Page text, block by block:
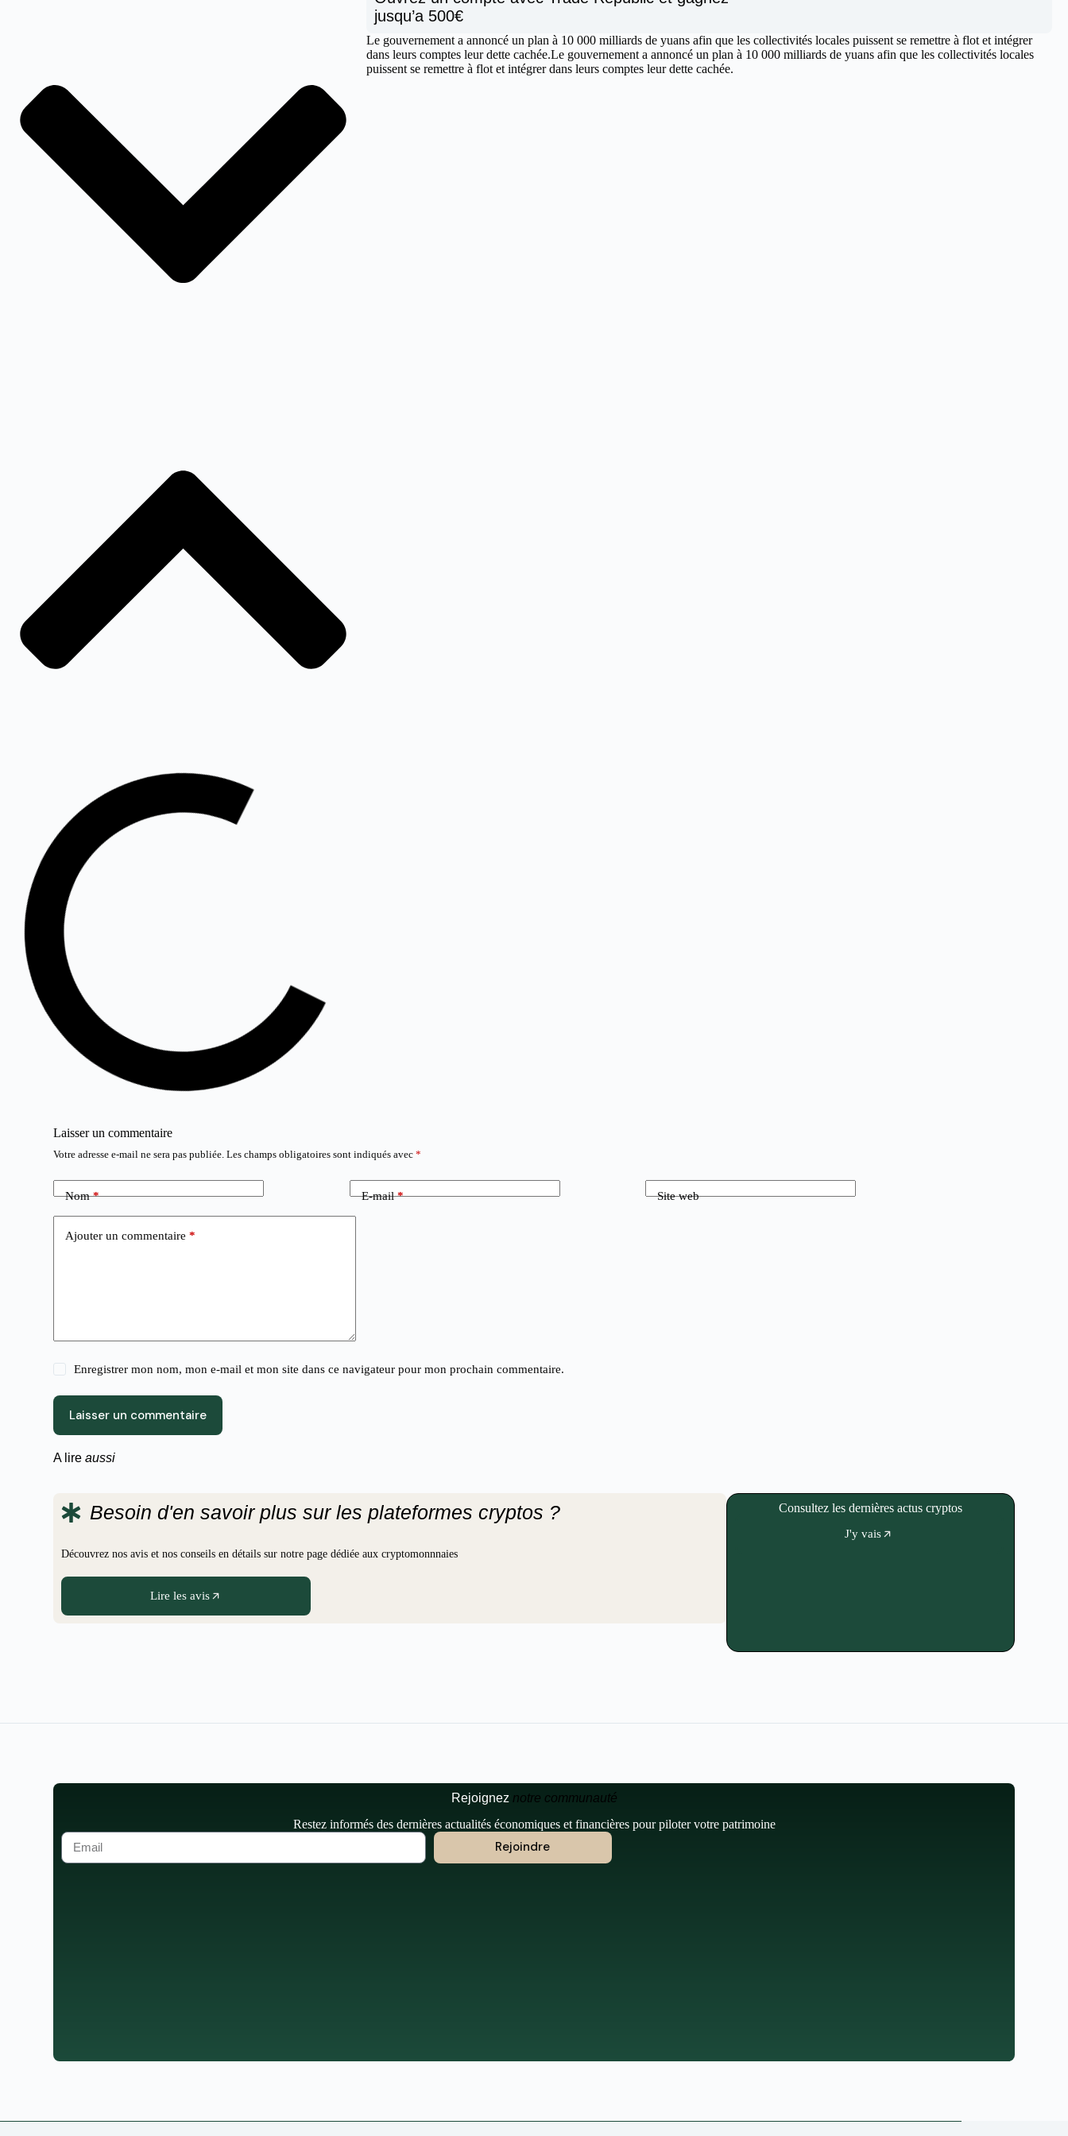
jusqu’a 500€
Le gouvernement a annoncé un plan à 10 000 milliards de yuans afin que les collectivités locales puissent se remettre à flot et intégrer
dans leurs comptes leur dette cachée.Le gouvernement a annoncé un plan à 10 000 milliards de yuans afin que les collectivités locales
puissent se remettre à flot et intégrer dans leurs comptes leur dette cachée.
Laisser un commentaire
Votre adresse e-mail ne sera pas publiée. Les champs obligatoires sont indiqués avec*
Nom* E-mail* Site web
Ajouter un commentaire *
Enregistrer mon nom, mon e-mail et mon site dans ce navigateur pour mon prochain commentaire.
Laisser un commentaire
A lire aussi
Besoin d'en savoir plus sur les plateformes cryptos ?
Découvrez nos avis et nos conseils en détails sur notre page dédiée aux cryptomonnnaies
Lire les avis
Consultez les dernières actus cryptos
J'y vais
Rejoignez notre communauté
Restez informés des dernières actualités économiques et financières pour piloter votre patrimoine
Rejoindre